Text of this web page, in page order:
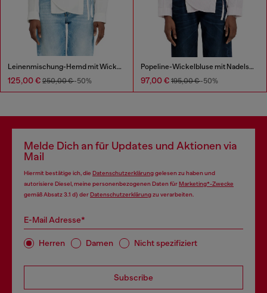
Leinenmischung-Hemd mit Wickelverschluss
125,00 € 250,00 €-50%
Popeline-Wickelbluse mit Nadelstreifen
97,00 € 195,00 €-50%
Melde Dich an für Updates und Aktionen via
Mail
Hiermit bestätige ich, die Datenschutzerklärunggelesen zu haben und
autorisiere Diesel, meine personenbezogenen Daten fürMarketing*-Zwecke
gemäß Absatz 3.1 d) derDatenschutzerklärungzu verarbeiten.
E-Mail Adresse*
Herren Damen Nicht spezifiziert
Subscribe